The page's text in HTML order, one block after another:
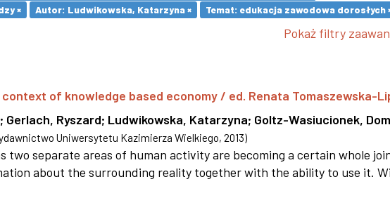
×
Autor: Ludwikowska, Katarzyna × Temat: edukacja zawodowa dorosłych
Pokaż filtry
of knowledge based economy / ed. Renata Tomaszewska-
; Gerlach, Ryszard; Ludwikowska, Katarzyna; Goltz-Wasiucionek,
Uniwersytetu Kazimierza Wielkiego, 2013)
two separate areas of human activity are becoming a certain whole
about the surrounding reality together with the ability to use it.